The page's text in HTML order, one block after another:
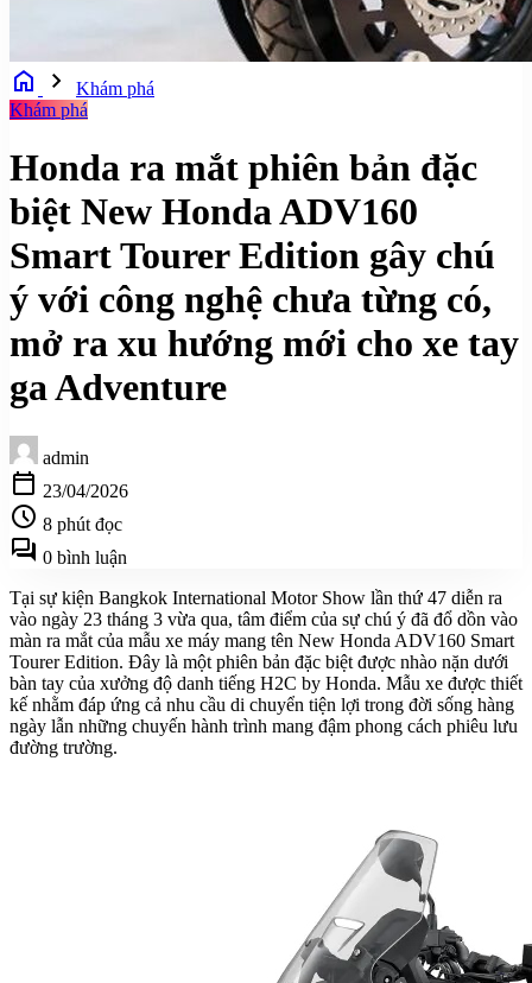
home chevron_right
Khám phá
Khám phá
Honda ra mắt phiên bản đặc
biệt New Honda ADV160
Smart Tourer Edition gây chú
ý với công nghệ chưa từng có,
mở ra xu hướng mới cho xe tay
ga Adventure
admin
calendar_today 23/04/2026
schedule 8 phút đọc
forum 0 bình luận
Tại sự kiện Bangkok International Motor Show lần thứ 47 diễn ra
vào ngày 23 tháng 3 vừa qua, tâm điểm của sự chú ý đã đổ dồn vào
màn ra mắt của mẫu xe máy mang tên New Honda ADV160 Smart
Tourer Edition. Đây là một phiên bản đặc biệt được nhào nặn dưới
bàn tay của xưởng độ danh tiếng H2C by Honda. Mẫu xe được thiết
kế nhằm đáp ứng cả nhu cầu di chuyển tiện lợi trong đời sống hàng
ngày lẫn những chuyến hành trình mang đậm phong cách phiêu lưu
đường trường.